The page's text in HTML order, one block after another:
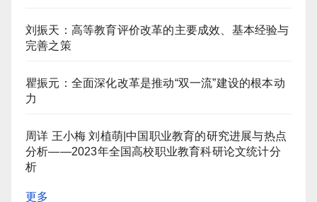
刘振天：高等教育评价改革的主要成效、基本经验与
完善之策
瞿振元：全面深化改革是推动“双一流”建设的根本动
力
周详 王小梅 刘植萌|中国职业教育的研究进展与热点
分析——2023年全国高校职业教育科研论文统计分
析
更多